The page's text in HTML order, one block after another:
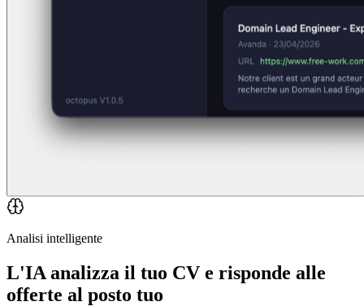
Analisi intelligente
L'IA analizza il tuo CV e risponde alle
offerte al posto tuo